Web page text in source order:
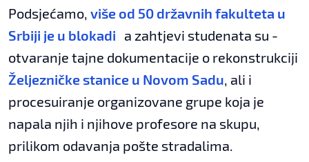
Podsjećamo, više od 50 državnih fakulteta u
Srbiji je u blokadi a zahtjevi studenata su -
otvaranje tajne dokumentacije o rekonstrukciji
Željezničke stanice u Novom Sadu, ali i
procesuiranje organizovane grupe koja je
napala njih i njihove profesore na skupu,
prilikom odavanja pošte stradalima.